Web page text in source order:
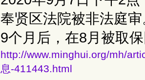
奉贤区法院被非法庭
9个月后，在8月被取
http://www.minghui.org/mh/
息-411443.html